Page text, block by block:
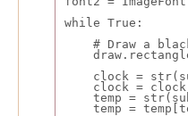
while True:
# Draw a
clock =
clock =
temp =
temp =